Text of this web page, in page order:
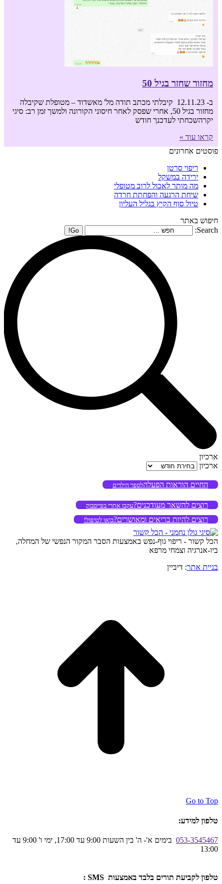
מחזור שחזר בגיל 50
ב- 12.11.23 קיבלתי מכתב תודה מל' מאשדוד – מטופלת שקיבלה
מחזור בגיל 50, אחרי שפסק לאחר חיסוני הקורונה ולמשך זמן רב: סיגי
יקרהשכחתי לעדכנך חודש
קראו עוד »
פוסטים אחרונים
ריפוי סרטן
ירידה במשקל
מה מותר לאכול לרוב מטופלי
שיחת הרגעה והפחתת חרדה
טיול סוף הקיץ בגליל העליון
חיפוש באתר
Search:
ארכיון
ארכיון
החיים הוראות הפעלהלספר הילדים
רוצים להשאר מעודכנים?עקבו אחרי בפייסבוק
רוצים להיות בריאים ומאושרים?בואו לטיפול!
הכל קשור - ריפוי גוף-נפש באמצעות הסבר המקור הנפשי של המחלה,
ביו-אנרגיה וצמחי מרפא
בניית אתר: דיביין
Go to Top
טלפון למידע:
053-3545467
בימים א'- ה' בין השעות 9:00 עד 17:00, ימי ו' 9:00 עד
13:00
טלפון לקביעת תורים בלבד באמצעות SMS :